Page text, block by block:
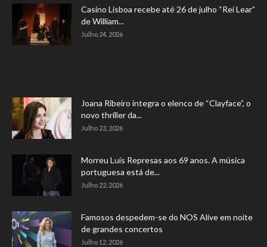
Casino Lisboa recebe até 26 de julho “Rei Lear”
de William...
Julho 24, 2026
Joana Ribeiro integra o elenco de “Clayface”, o
novo thriller da...
Julho 23, 2026
Morreu Luís Represas aos 69 anos. A música
portuguesa está de...
Julho 22, 2026
Famosos despedem-se do NOS Alive em noite
de grandes concertos
Julho 12, 2026